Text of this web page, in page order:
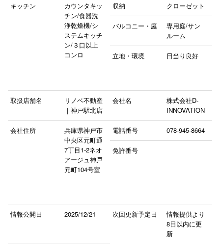
キッチン
カウンタキッ
チン/食器洗
浄乾燥機/シ
ステムキッチ
ン/３口以上
コンロ
収納 クローゼット
バルコニー・庭
専用庭/サン
ルーム
立地・環境 日当り良好
取扱店舗名
リノベ不動産
｜神戸駅北店
会社名
株式会社D-
INNOVATION
会社住所
兵庫県神戸市
中央区元町通
7丁目1‐2ネオ
アージュ神戸
元町104号室
電話番号 078-945-8664
免許番号
情報公開日 2025/12/21 次回更新予定日
情報提供より
8日以内に更
新